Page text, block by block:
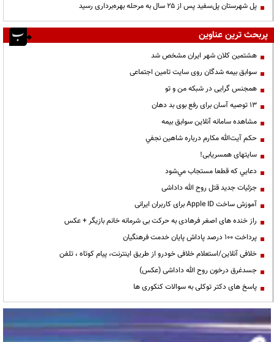
پل شهرستان پل‌سفید پس از ۲۵ سال به مرحله بهره‌برداری رسید
پربحث ترین عناوین
هشتمین کلان شهر ایران مشخص شد
سوابق بیمه شدگان روی سایت تامین اجتماعی
همجنس گرایی در شبکه من و تو
13 توصیه آسان برای رفع بوی بد دهان
مشاهده سامانه آنلاين سوابق بیمه
حكم آيت‌الله مكارم درباره شاهين نجفي
سایتهای همسریابی!
دعايي كه قطعا مستجاب مي‌شود
جزئیات جدید قتل روح الله داداشی
آموزش ساخت Apple ID برای کاربران ایرانی
راز خنده های اصغر فرهادی به حرکت بی شرمانه خانم بازیگر + عکس
پرداخت ۱۰۰ درصد پاداش پایان خدمت فرهنگیان
خلافی آنلاین/استعلام خلافی خودرو از طریق اینترنت، پیام کوتاه ، تلفن
جسدغرق درخون روح الله داداشی (عکس)
پاسخ های دکتر توکلی به سوالات کنکوری ها